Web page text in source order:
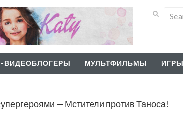
ВИДЕОБЛОГЕРЫ МУЛЬТФИЛЬМЫ ИГРЫ
— Мстители против Таноса!